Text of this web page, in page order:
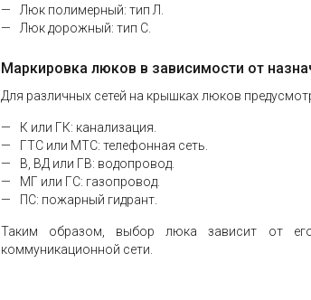
Люк полимерный: тип Л.
Люк дорожный: тип С.
Маркировка люков в зависимости от
Для различных сетей на крышках люков
К или ГК: канализация.
ГТС или МТС: телефонная сеть.
В, ВД или ГВ: водопровод.
МГ или ГС: газопровод.
ПС: пожарный гидрант.
Таким образом, выбор люка зависит от его
коммуникационной сети.